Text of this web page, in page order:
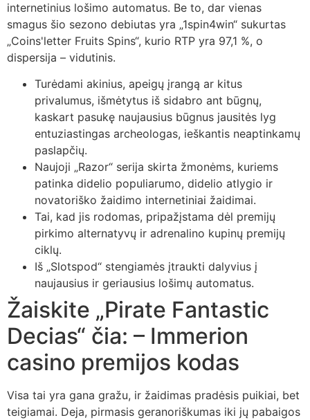
internetinius lošimo automatus. Be to, dar vienas
smagus šio sezono debiutas yra „1spin4win“ sukurtas
„Coins'letter Fruits Spins“, kurio RTP yra 97,1 %, o
dispersija – vidutinis.
Turėdami akinius, apeigų įrangą ar kitus
privalumus, išmėtytus iš sidabro ant būgnų,
kaskart pasukę naujausius būgnus jausitės lyg
entuziastingas archeologas, ieškantis neaptinkamų
paslapčių.
Naujoji „Razor“ serija skirta žmonėms, kuriems
patinka didelio populiarumo, didelio atlygio ir
novatoriško žaidimo internetiniai žaidimai.
Tai, kad jis rodomas, pripažįstama dėl premijų
pirkimo alternatyvų ir adrenalino kupinų premijų
ciklų.
Iš „Slotspod“ stengiamės įtraukti dalyvius į
naujausius ir geriausius lošimų automatus.
Žaiskite „Pirate Fantastic
Decias“ čia: – Immerion
casino premijos kodas
Visa tai yra gana gražu, ir žaidimas pradėsis puikiai, bet
teigiamai. Deja, pirmasis geranoriškumas iki jų pabaigos